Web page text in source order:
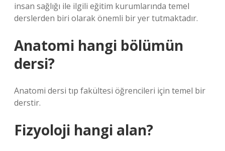
insan sağlığı ile ilgili eğitim kurumlarında temel
derslerden biri olarak önemli bir yer tutmaktadır.
Anatomi hangi bölümün
dersi?
Anatomi dersi tıp fakültesi öğrencileri için temel bir
derstir.
Fizyoloji hangi alan?